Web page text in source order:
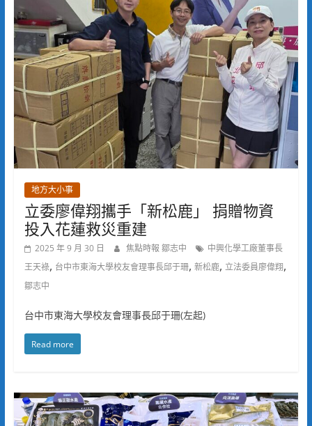
地方大小事
立委廖偉翔攜手「新松鹿」 捐贈物資
投入花蓮救災重建
2025 年 9 月 30 日 焦點時報 鄒志中
中興化學工廠董事長
王天祿, 台中市東海大學校友會理事長邱于珊, 新松鹿, 立法委員廖偉翔,
鄒志中
台中市東海大學校友會理事長邱于珊(左起)
Read more